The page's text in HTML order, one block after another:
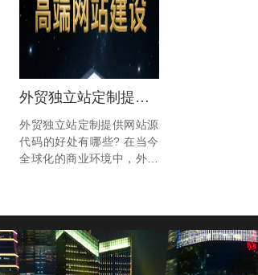
外贸独立站定制提供网站源代码的好处有哪些?
外贸独立站定制提供网站源
代码的好处有哪些? 在当今
全球化的商业环境中，外贸
的商业机会。而提供网站源
代码的定制服务，更是为企